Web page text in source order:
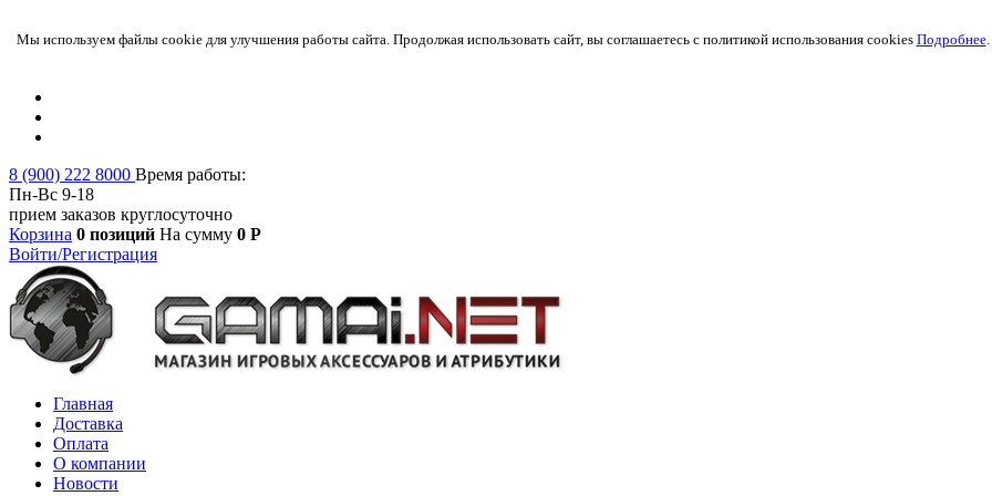
Мы используем файлы cookie для улучшения работы сайта. Продолжая использовать сайт, вы соглашаетесь с политикой использования cookies Подробнее.
8 (900) 222 8000 Время работы:
Пн-Вс 9-18
прием заказов круглосуточно
Корзина 0 позиций На сумму 0 Р
Войти/Регистрация
Главная
Доставка
Оплата
О компании
Новости